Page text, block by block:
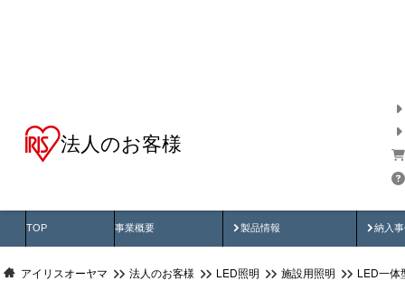
法人のお客様
TOP 事業概要 製品情報
製品動画 納入
納
アイリスオーヤマ 法人のお客様 LED照明 施設用照明 LED一体